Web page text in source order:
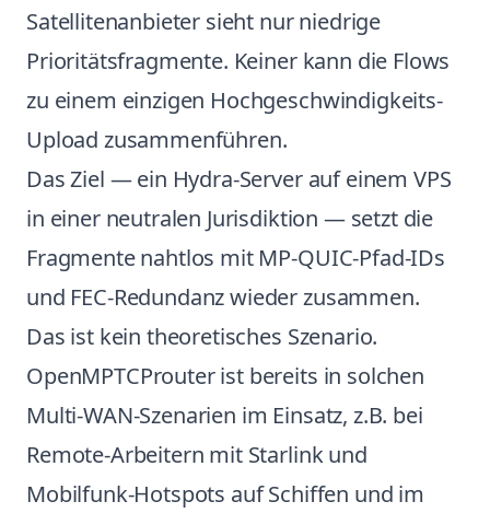
Satellitenanbieter sieht nur niedrige
Prioritätsfragmente. Keiner kann die Flows
zu einem einzigen Hochgeschwindigkeits-
Upload zusammenführen.
Das Ziel — ein Hydra-Server auf einem VPS
in einer neutralen Jurisdiktion — setzt die
Fragmente nahtlos mit MP-QUIC-Pfad-IDs
und FEC-Redundanz wieder zusammen.
Das ist kein theoretisches Szenario.
OpenMPTCProuter ist bereits in solchen
Multi-WAN-Szenarien im Einsatz, z.B. bei
Remote-Arbeitern mit Starlink und
Mobilfunk-Hotspots auf Schiffen und im